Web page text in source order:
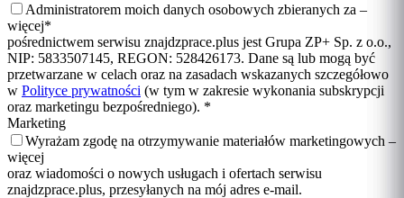
Administratorem moich danych osobowych zbieranych za –
więcej*
pośrednictwem serwisu znajdzprace.plus jest Grupa ZP+ Sp. z o.o.,
NIP: 5833507145, REGON: 528426173. Dane są lub mogą być
przetwarzane w celach oraz na zasadach wskazanych szczegółowo
w Polityce prywatności (w tym w zakresie wykonania subskrypcji
oraz marketingu bezpośredniego). *
Marketing
Wyrażam zgodę na otrzymywanie materiałów marketingowych –
więcej
oraz wiadomości o nowych usługach i ofertach serwisu
znajdzprace.plus, przesyłanych na mój adres e-mail.